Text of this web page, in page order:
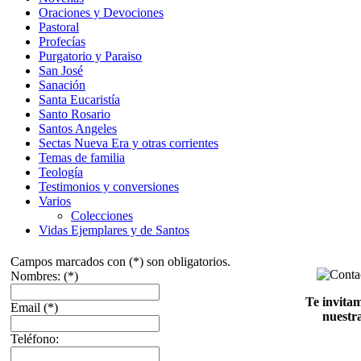
Oraciones y Devociones
Pastoral
Profecías
Purgatorio y Paraiso
San José
Sanación
Santa Eucaristía
Santo Rosario
Santos Angeles
Sectas Nueva Era y otras corrientes
Temas de familia
Teología
Testimonios y conversiones
Varios
Colecciones
Vidas Ejemplares y de Santos
Campos marcados con (*) son obligatorios.
Nombres: (*)
Email (*)
Teléfono:
Te